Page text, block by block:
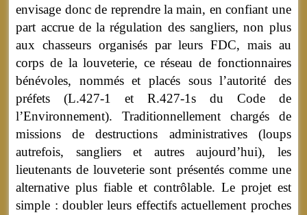
envisage donc de reprendre la main, en confiant une
part accrue de la régulation des sangliers, non plus
aux chasseurs organisés par leurs FDC, mais au
corps de la louveterie, ce réseau de fonctionnaires
bénévoles, nommés et placés sous l’autorité des
préfets (L.427-1 et R.427-1s du Code de
l’Environnement). Traditionnellement chargés de
missions de destructions administratives (loups
autrefois, sangliers et autres aujourd’hui), les
lieutenants de louveterie sont présentés comme une
alternative plus fiable et contrôlable. Le projet est
simple : doubler leurs effectifs actuellement proches